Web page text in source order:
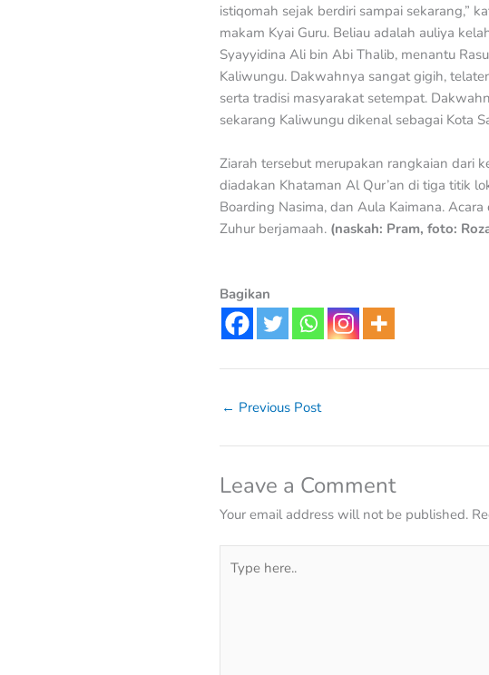
istiqomah sejak berdiri sampai sekarang,”
makam Kyai Guru. Beliau adalah auliya
Syayyidina Ali bin Abi Thalib, menantu
Kaliwungu. Dakwahnya sangat gigih,
serta tradisi masyarakat setempat.
sekarang Kaliwungu dikenal sebagai Kota
Ziarah tersebut merupakan rangkaian dari
diadakan Khataman Al Qur’an di tiga titik
Boarding Nasima, dan Aula Kaimana.
Zuhur berjamaah. (naskah: Pram, foto:
Bagikan
← Previous Post
Leave a Comment
Your email address will not be published.
here..